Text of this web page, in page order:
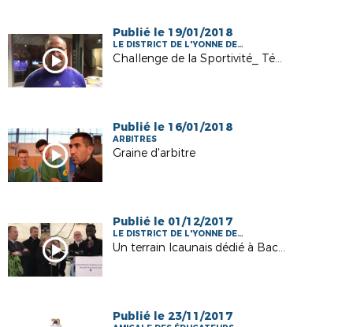
Publié le 19/01/2018
LE DISTRICT DE L'YONNE DE
FOOTBALL
Challenge de la Sportivité_ Témoignage de Joël SCOQUART, Dirigeant del'AS VERON
Publié le 16/01/2018
ARBITRES
Graine d'arbitre
Publié le 01/12/2017
LE DISTRICT DE L'YONNE DE
FOOTBALL
Un terrain Icaunais dédié à Bacary SAGNA
Publié le 23/11/2017